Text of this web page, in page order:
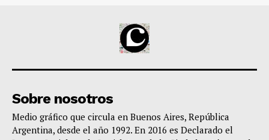
Sobre nosotros
Medio gráfico que circula en Buenos Aires, República
Argentina, desde el año 1992. En 2016 es Declarado el